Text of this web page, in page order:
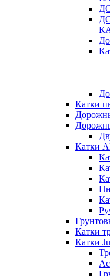
Катки
Катки
Катки
Катки